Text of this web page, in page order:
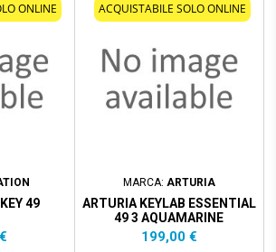
ONLINE
49
ACQUISTABILE SOLO ONLINE
MARCA: ARTURIA
ARTURIA KEYLAB ESSENTIAL
49 3 AQUAMARINE
Prezzo
199,00 €